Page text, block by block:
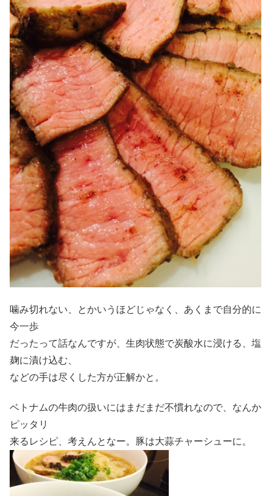
噛み切れない、とかいうほどじゃなく、あくまで自分的に
今一歩
だったって話なんですが、生肉状態で炭酸水に浸ける、塩
麹に漬け込む、
などの手は尽くした方が正解かと。
ベトナムの牛肉の扱いにはまだまだ不慣れなので、なんか
ピッタリ
来るレシピ、考えんとなー。豚は大蒜チャーシューに。